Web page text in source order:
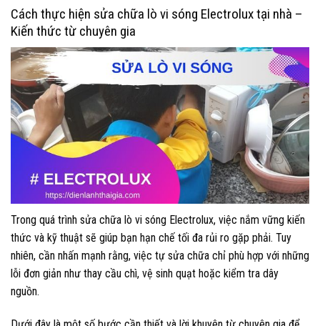
Cách thực hiện sửa chữa lò vi sóng Electrolux tại nhà –
Kiến thức từ chuyên gia
Trong quá trình sửa chữa lò vi sóng Electrolux, việc nắm vững kiến
thức và kỹ thuật sẽ giúp bạn hạn chế tối đa rủi ro gặp phải. Tuy
nhiên, cần nhấn mạnh rằng, việc tự sửa chữa chỉ phù hợp với những
lỗi đơn giản như thay cầu chì, vệ sinh quạt hoặc kiểm tra dây
nguồn.